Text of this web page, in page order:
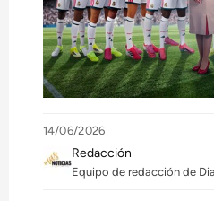
14/06/2026
Redacción
Equipo de redacción de